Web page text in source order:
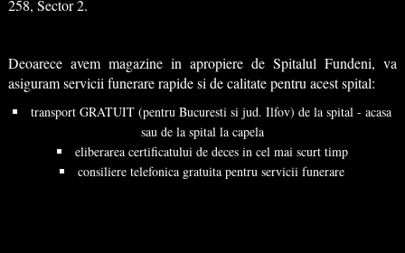
258, Sector 2.
Deoarece avem magazine in apropiere de Spitalul Fundeni, va
asiguram servicii funerare rapide si de calitate pentru acest spital:
transport GRATUIT (pentru Bucuresti si jud. Ilfov) de la spital - acasa
sau de la spital la capela
eliberarea certificatului de deces in cel mai scurt timp
consiliere telefonica gratuita pentru servicii funerare